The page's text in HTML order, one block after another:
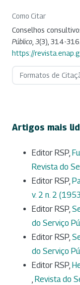
Como Citar
Conselhos
Público 3(3), 314-316.
https://
Formatos de
Artigos mais
Editor RSP,
Revista do
Editor RSP,
v. 2 n. 2
Editor RSP,
do Serviço
Editor RSP,
do Serviço
Editor RSP,
, Revista do